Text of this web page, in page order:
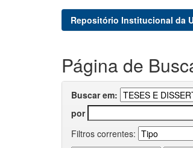
Repositório Institucional da
Página de
Buscar em:
por
Filtros correntes: